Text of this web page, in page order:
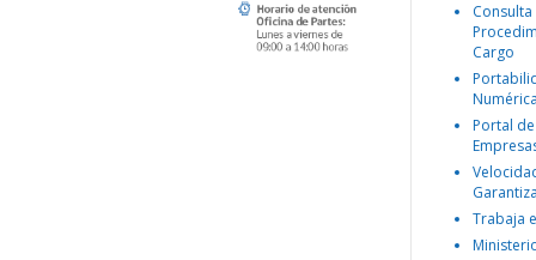
Consulta
Cargo
Portal
Trabaja